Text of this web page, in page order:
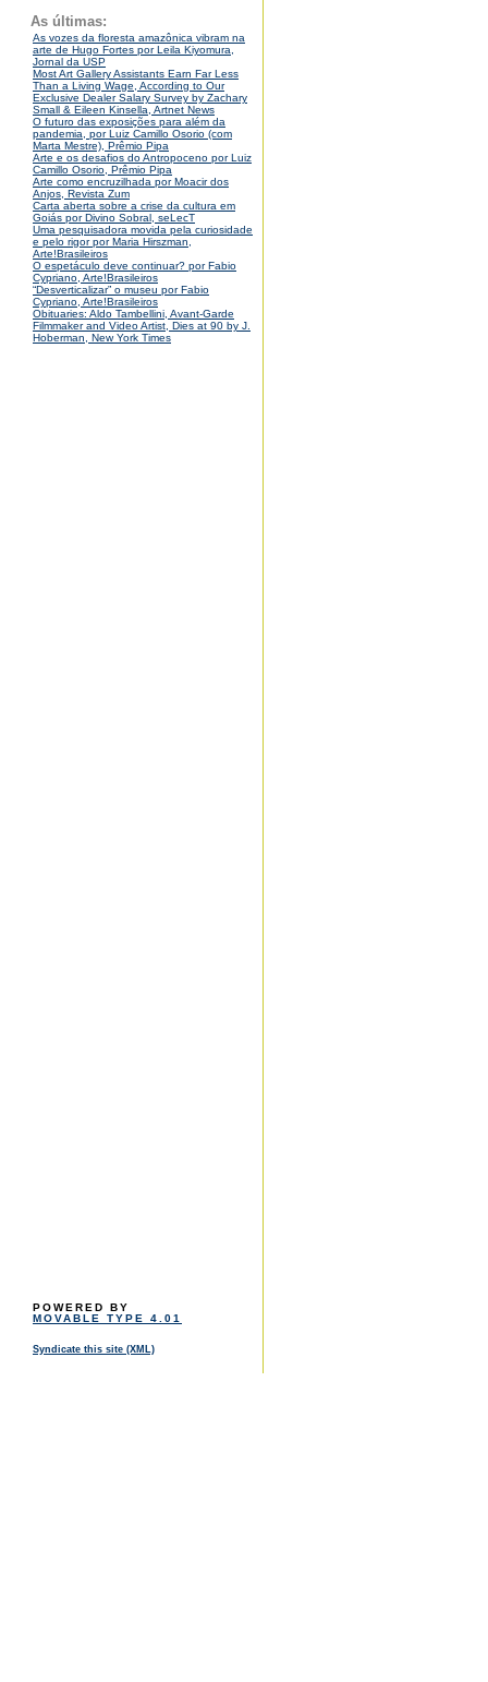
As últimas:
As vozes da floresta amazônica vibram na
arte de Hugo Fortes por Leila Kiyomura,
Jornal da USP
Most Art Gallery Assistants Earn Far Less
Than a Living Wage, According to Our
Exclusive Dealer Salary Survey by Zachary
Small & Eileen Kinsella, Artnet News
O futuro das exposições para além da
pandemia, por Luiz Camillo Osorio (com
Marta Mestre), Prêmio Pipa
Arte e os desafios do Antropoceno por Luiz
Camillo Osorio, Prêmio Pipa
Arte como encruzilhada por Moacir dos
Anjos, Revista Zum
Carta aberta sobre a crise da cultura em
Goiás por Divino Sobral, seLecT
Uma pesquisadora movida pela curiosidade
e pelo rigor por Maria Hirszman,
Arte!Brasileiros
O espetáculo deve continuar? por Fabio
Cypriano, Arte!Brasileiros
“Desverticalizar” o museu por Fabio
Cypriano, Arte!Brasileiros
Obituaries: Aldo Tambellini, Avant-Garde
Filmmaker and Video Artist, Dies at 90 by J.
Hoberman, New York Times
POWERED BY
MOVABLE TYPE 4.01
Syndicate this site (XML)